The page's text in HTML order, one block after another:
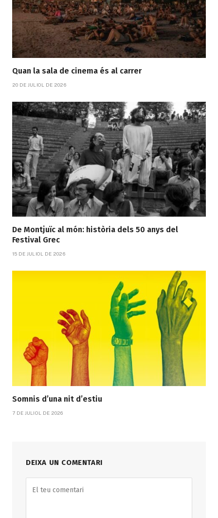
Quan la sala de cinema és al carrer
20 DE JULIOL DE 2026
De Montjuïc al món: història dels 50 anys del
Festival Grec
15 DE JULIOL DE 2026
Somnis d’una nit d’estiu
7 DE JULIOL DE 2026
DEIXA UN COMENTARI